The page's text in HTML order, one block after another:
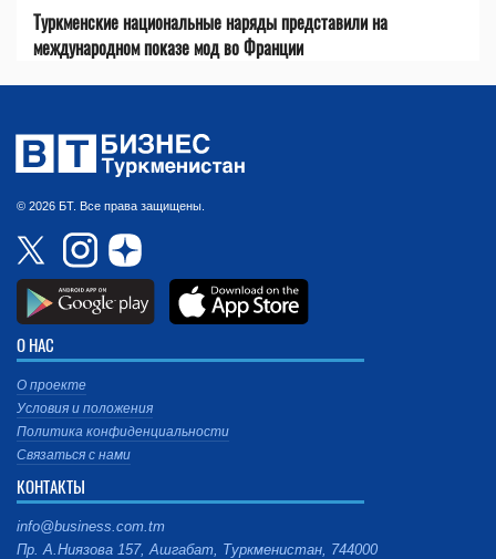
Туркменские национальные наряды представили на
международном показе мод во Франции
© 2026 БТ. Все права защищены.
О НАС
О проекте
Условия и положения
Политика конфиденциальности
Связаться с нами
КОНТАКТЫ
info@business.com.tm
Пр. А.Ниязова 157, Ашгабат, Туркменистан, 744000